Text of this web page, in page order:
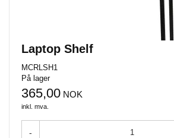
Laptop Shelf
MCRLSH1
På lager
365,00 NOK
inkl. mva.
-